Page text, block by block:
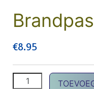
€8.95
Brandpasta fles 1